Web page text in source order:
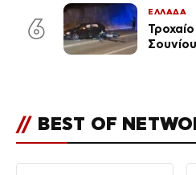
6
ΕΛΛΑΔΑ
// BEST OF